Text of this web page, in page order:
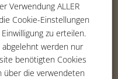
Ring 5
354 -00
354 -01
wuppertal.de
Verwendung ALLER
Cookie-Einstellungen
zu erteilen.
werden nur
benötigten Cookies
über die verwendeten